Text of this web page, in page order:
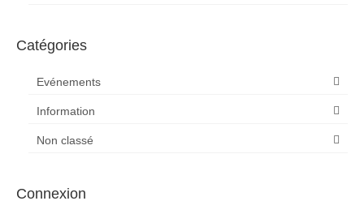
Catégories
Evénements
Information
Non classé
Connexion